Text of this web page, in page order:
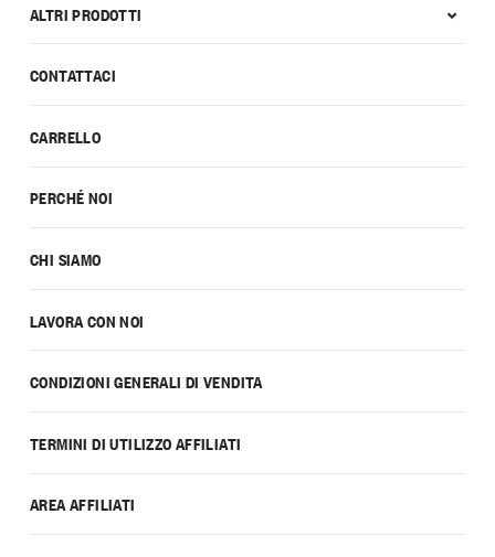
CONTATTACI
CARRELLO
PERCHÉ NOI
CHI SIAMO
LAVORA CON NOI
CONDIZIONI GENERALI DI VENDITA
TERMINI DI UTILIZZO AFFILIATI
AREA AFFILIATI
ALTRI PRODOTTI